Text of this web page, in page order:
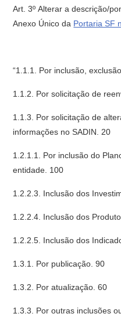
Art. 3º Alterar a descrição/
Anexo Único da Portaria SF
“1.1.1. Por inclusão,
1.1.2. Por solicitação de
1.1.3. Por solicitação de
informações no SADIN. 20
1.2.1.1. Por inclusão do
entidade. 100
1.2.2.3. Inclusão dos
1.2.2.4. Inclusão dos
1.2.2.5. Inclusão dos
1.3.1. Por publicação. 90
1.3.2. Por atualização. 60
1.3.3. Por outras inclusões